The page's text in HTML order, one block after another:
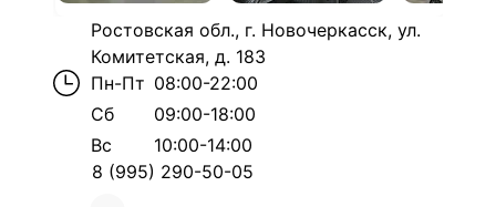
Ростовская обл., г. Новочеркасск, ул.
Комитетская, д. 183
Пн-Пт 08:00-22:00
Сб
09:00-18:00
Вс
10:00-14:00
8 (995) 290-50-05